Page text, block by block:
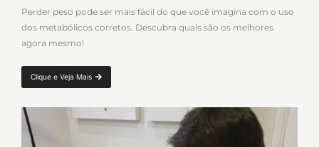
Perder peso pode ser mais fácil do que você imagina com o uso
dos metabólicos corretos. Descubra quais são os melhores
agora mesmo!
Clique e Veja Mais